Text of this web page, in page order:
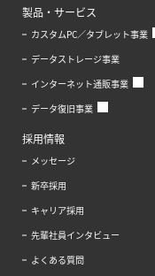
製品・サービス
カスタムPC／タブレット事業
データストレージ事業
インターネット通販事業
データ復旧事業
採用情報
メッセージ
新卒採用
キャリア採用
先輩社員インタビュー
よくある質問